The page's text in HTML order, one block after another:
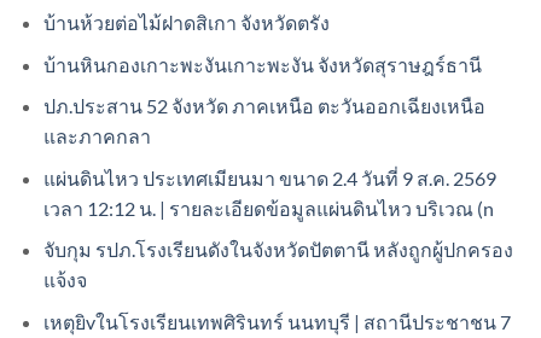
บ้านห้วยต่อไม้ฝาดสิเกา จังหวัดตรัง
บ้านหินกองเกาะพะงันเกาะพะงัน จังหวัดสุราษฎร์ธานี
ปภ.ประสาน 52 จังหวัด ภาคเหนือ ตะวันออกเฉียงเหนือ
และภาคกลา
แผ่นดินไหว ประเทศเมียนมา ขนาด 2.4 วันที่ 9 ส.ค. 2569
เวลา 12:12 น. | รายละเอียดข้อมูลแผ่นดินไหว บริเวณ (n
จับกุม รปภ.โรงเรียนดังในจังหวัดปัตตานี หลังถูกผู้ปกครอง
แจ้งจ
เหตุยิvในโรงเรียนเทพศิรินทร์ นนทบุรี | สถานีประชาชน 7